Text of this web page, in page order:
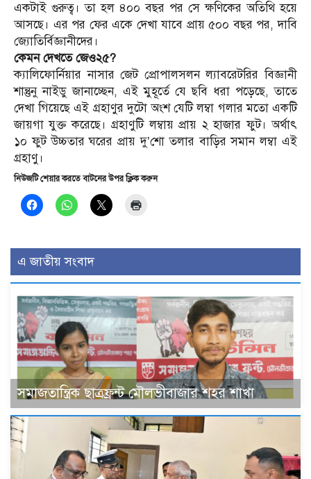
একটাই গুরুত্ব। তা হল ৪০০ বছর পর সে ক্ষণিকের অতিথি হয়ে
আসছে। এর পর ফের একে দেখা যাবে প্রায় ৫০০ বছর পর, দাবি
জ্যোতির্বিজ্ঞানীদের।
কেমন দেখতে জেও২৫?
ক্যালিফোর্নিয়ার নাসার জেট প্রোপালসলন ল্যাবরেটরির বিজ্ঞানী
শান্তুনু নাইডু জানাচ্ছেন, এই মুহূর্তে যে ছবি ধরা পড়েছে, তাতে
দেখা গিয়েছে এই গ্রহাণুর দুটো অংশ যেটি লম্বা গলার মতো একটি
জায়গা যুক্ত করেছে। গ্রহাণুটি লম্বায় প্রায় ২ হাজার ফুট। অর্থাৎ
১০ ফুট উচ্চতার ঘরের প্রায় দু’শো তলার বাড়ির সমান লম্বা এই
গ্রহাণু।
নিউজটি শেয়ার করতে বাটনের উপর ক্লিক করুন
এ জাতীয় সংবাদ
সমাজতান্ত্রিক ছাত্রফ্রন্ট মৌলভীবাজার শহর শাখা